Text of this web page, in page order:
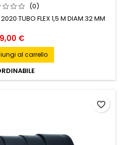
(0)
TUBO FLEX 1,5 M DIAM.32 MM
Prezzo
9,00 €
al carrello
favorite_border